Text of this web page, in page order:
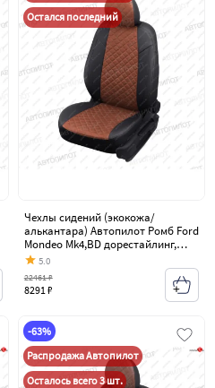
Остался последний
Чехлы сидений (экокожа/
алькантара) Автопилот Ромб Ford
Mondeo Mk4,BD дорестайлинг,
седан (2007-2010)
5.0
8291 ₽
22461 ₽
-63%
Распродажа Автопилот
Осталось всего 3 шт.